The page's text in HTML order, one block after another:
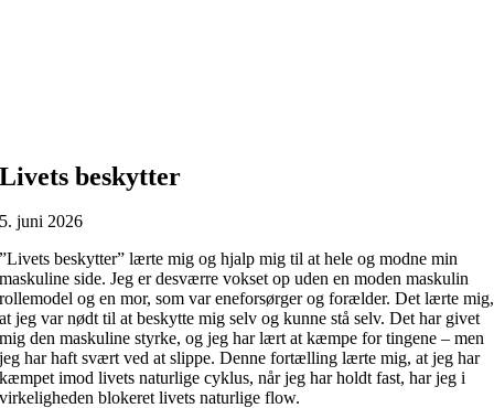
Livets beskytter
5. juni 2026
”Livets beskytter” lærte mig og hjalp mig til at hele og modne min
maskuline side. Jeg er desværre vokset op uden en moden maskulin
rollemodel og en mor, som var eneforsørger og forælder. Det lærte mig,
at jeg var nødt til at beskytte mig selv og kunne stå selv. Det har givet
mig den maskuline styrke, og jeg har lært at kæmpe for tingene – men
jeg har haft svært ved at slippe. Denne fortælling lærte mig, at jeg har
kæmpet imod livets naturlige cyklus, når jeg har holdt fast, har jeg i
virkeligheden blokeret livets naturlige flow.